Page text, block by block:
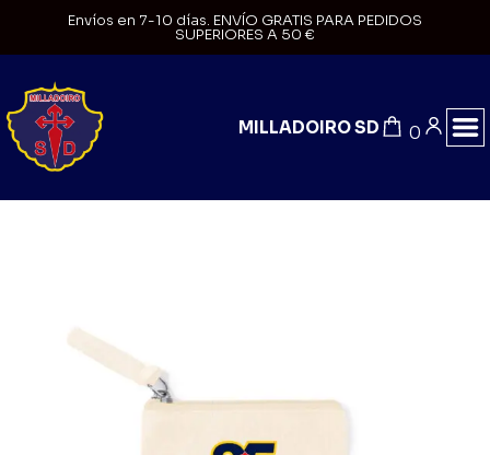
Envíos en 7-10 días. ENVÍO GRATIS PARA PEDIDOS
SUPERIORES A 50 €
MILLADOIRO SD 0